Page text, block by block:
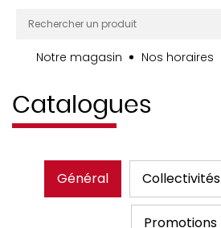
Notre magasin Nos horaires
Catalogues
Général Collectivités
Promotions